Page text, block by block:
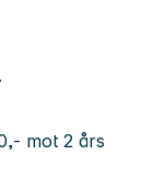
mot 2 års